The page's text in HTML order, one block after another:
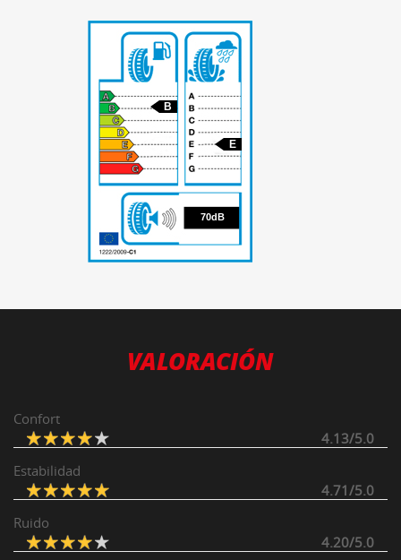
70
B
E
70dB
VALORACIÓN
Confort
4.13/5.0
Estabilidad
4.71/5.0
Ruido
4.20/5.0